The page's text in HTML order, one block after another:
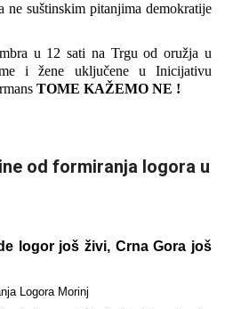
ne suštinskim pitanjima demokratije
u 12 sati na Trgu od oružja u
i žene uključene u Inicijativu
TOME KAŽEMO NE !
od formiranja logora u
logor još živi, Crna Gora još
Logora Morinj